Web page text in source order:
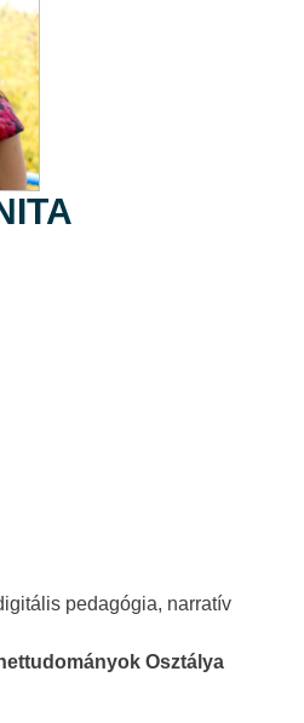
pedagógia, narratív
Osztálya